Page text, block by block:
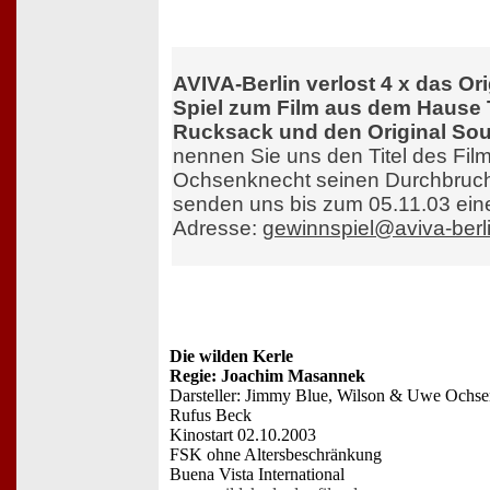
AVIVA-Berlin verlost 4 x das
Spiel zum Film aus dem Hause
Rucksack und den Original
nennen Sie uns den Titel des
Ochsenknecht seinen
senden uns bis zum 05.11.03
Adresse: gewinnspiel@aviva-
Die wilden Kerle
Regie: Joachim Masannek
Darsteller: Jimmy Blue, Wilson & Uwe
Rufus Beck
Kinostart 02.10.2003
FSK ohne Altersbeschränkung
Buena Vista International